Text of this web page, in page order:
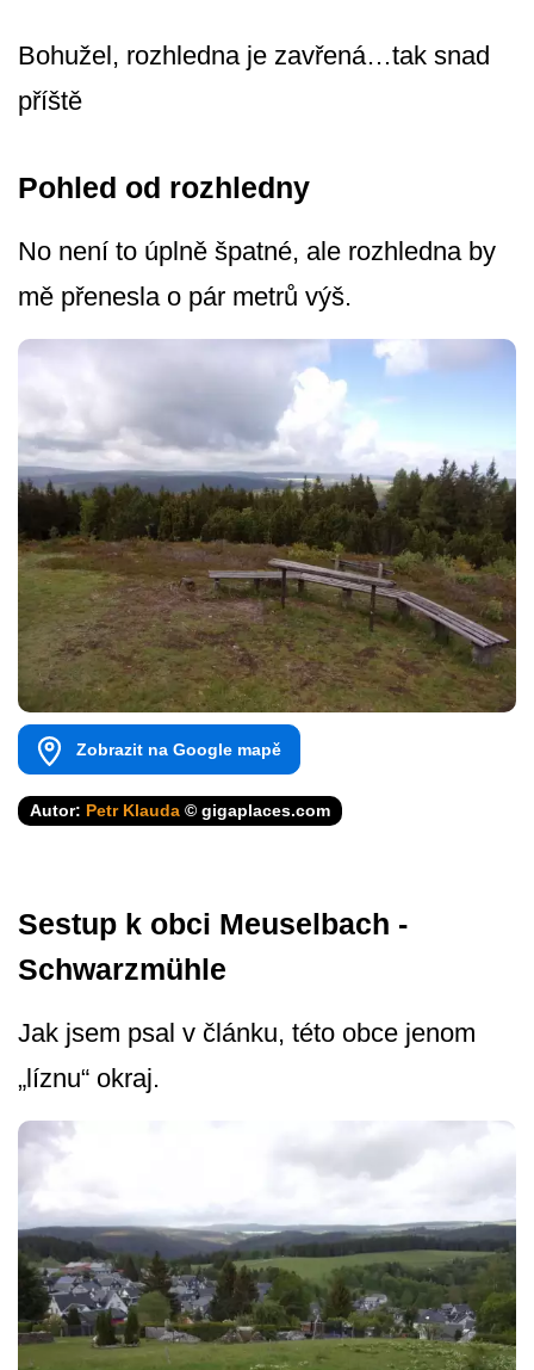
Bohužel, rozhledna je zavřená…tak snad
příště
Pohled od rozhledny
No není to úplně špatné, ale rozhledna by
mě přenesla o pár metrů výš.
Zobrazit na Google mapě
Autor: Petr Klauda © gigaplaces.com
Sestup k obci Meuselbach -
Schwarzmühle
Jak jsem psal v článku, této obce jenom
„líznu“ okraj.